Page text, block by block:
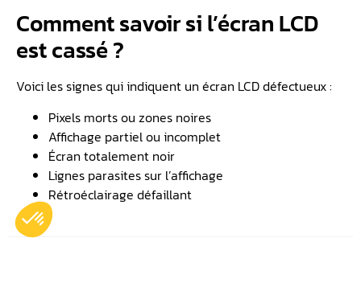
Comment savoir si l’écran LCD
est cassé ?
Voici les signes qui indiquent un écran LCD défectueux :
Pixels morts ou zones noires
Affichage partiel ou incomplet
Écran totalement noir
Lignes parasites sur l’affichage
Rétroéclairage défaillant